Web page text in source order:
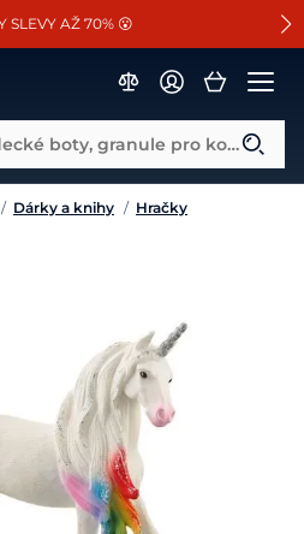
na vše od Cassini!
SLEVY AŽ 70% 😮
vybraným sedlům ZDARMA 🐴
Co hledáte? Např. jezdecké boty, granule pro koně...
/ Dárky a knihy / Hračky